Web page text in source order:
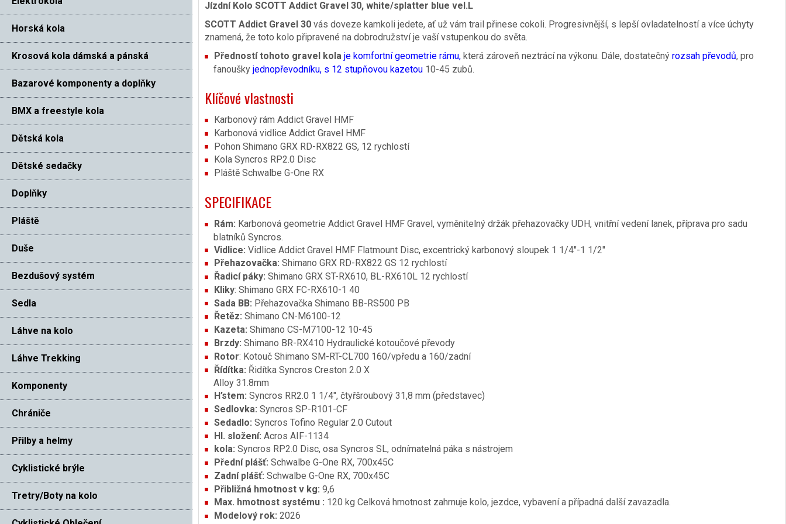
Horská kola
Krosová kola dámská a pánská
Bazarové komponenty a doplňky
BMX a freestyle kola
Dětská kola
Dětské sedačky
Doplňky
Pláště
Duše
Bezdušový systém
Sedla
Láhve na kolo
Láhve Trekking
Komponenty
Chrániče
Přilby a helmy
Cyklistické brýle
Tretry/Boty na kolo
Jízdní Kolo SCOTT Addict Gravel 30, white/splatter blue vel.L
SCOTT Addict Gravel 30vás doveze kamkoli jedete, ať už vám trail přinese cokoli. Progresivnější, s lepší ovladatelností a více úchyty
znamená, že toto kolo připravené na dobrodružství je vaší vstupenkou do světa.
Předností tohoto gravel kolaje komfortní geometrie rámu,která zároveň neztrácí na výkonu. Dále, dostatečnýrozsah převodů, pro
fanoušky jednopřevodníku, s 12 stupňovou kazetou10-45 zubů.
Klíčové vlastnosti
Karbonový rám Addict Gravel HMF
Karbonová vidlice Addict Gravel HMF
Pohon Shimano GRX RD-RX822 GS, 12 rychlostí
Kola Syncros RP2.0 Disc
Pláště Schwalbe G-One RX
SPECIFIKACE
Rám: Karbonová geometrie Addict Gravel HMF Gravel, vyměnitelný držák přehazovačky UDH, vnitřní vedení lanek, příprava pro sadu
blatníků Syncros.
Vidlice: Vidlice Addict Gravel HMF Flatmount Disc, excentrický karbonový sloupek 1 1/4″-1 1/2″
Přehazovačka: Shimano GRX RD-RX822 GS 12 rychlostí
Řadicí páky: Shimano GRX ST-RX610, BL-RX610L 12 rychlostí
Kliky: Shimano GRX FC-RX610-1 40
Sada BB: Přehazovačka Shimano BB-RS500 PB
Řetěz: Shimano CN-M6100-12
Kazeta: Shimano CS-M7100-12 10-45
Brzdy: Shimano BR-RX410 Hydraulické kotoučové převody
Rotor: Kotouč Shimano SM-RT-CL700 160/vpředu a 160/zadní
Řídítka: Řidítka Syncros Creston 2.0 X
Alloy 31.8mm
H’stem: Syncros RR2.0 1 1/4″, čtyřšroubový 31,8 mm (představec)
Sedlovka: Syncros SP-R101-CF
Sedadlo: Syncros Tofino Regular 2.0 Cutout
Hl. složení: Acros AIF-1134
kola: Syncros RP2.0 Disc, osa Syncros SL, odnímatelná páka s nástrojem
Přední plášť: Schwalbe G-One RX, 700x45C
Zadní plášť: Schwalbe G-One RX, 700x45C
Přibližná hmotnost v kg: 9,6
Max. hmotnost systému : 120 kg Celková hmotnost zahrnuje kolo, jezdce, vybavení a případná další zavazadla.
Modelový rok: 2026